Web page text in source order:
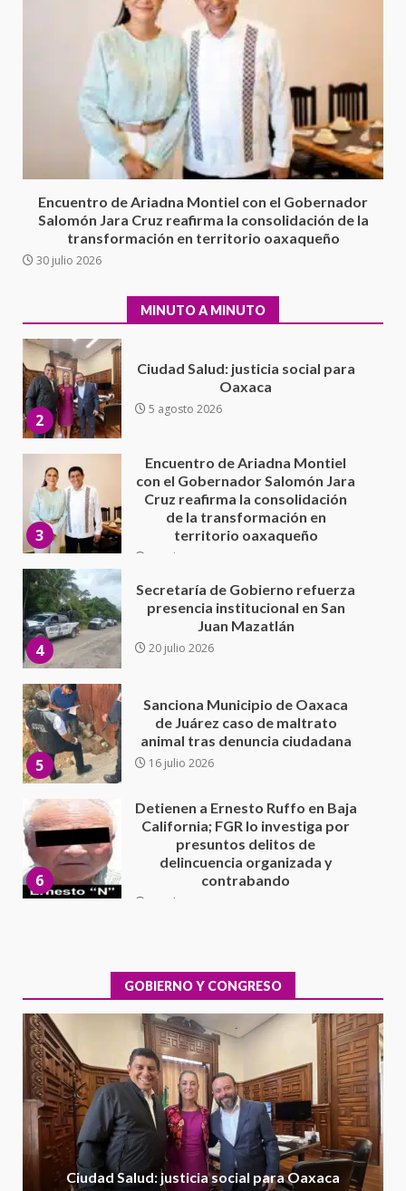
Encuentro de Ariadna Montiel con el Gobernador
Salomón Jara Cruz reafirma la consolidación de la
transformación en territorio oaxaqueño
30 julio 2026
MINUTO A MINUTO
Sin paso carretera Oaxaca-
Cuacnopalan
26 junio 2026
Exhorta Poder Legislativo al
IEEPO y al Iocied a realizar una
evaluación técnica y estructural
integral de las instalaciones de la
Moisés Sáenz Garza
5 agosto 2026
5 agosto 2026
3
con el Gobernador Salomón Jara
Cruz reafirma la consolidación
de la transformación en
4
Secretaría de Gobierno refuerza
presencia institucional en San
Juan Mazatlán
20 julio 2026
5
Sanciona Municipio de Oaxaca
de Juárez caso de maltrato
animal tras denuncia ciudadana
16 julio 2026
6
California; FGR lo investiga por
presuntos delitos de
delincuencia organizada y
contrabando
7
Sin paso carretera Oaxaca-
Cuacnopalan
26 junio 2026
1
integral de las instalaciones de la
Escuela Secundaria General
Moisés Sáenz Garza
5 agosto 2026
2
Ciudad Salud: justicia social para
Oaxaca
5 agosto 2026
Encuentro de Ariadna Montiel
con el Gobernador Salomón Jara
GOBIERNO Y CONGRESO
Ciudad Salud: justicia social para Oaxaca